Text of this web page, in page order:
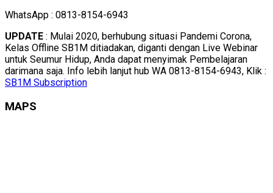
WhatsApp : 0813-8154-6943
UPDATE : Mulai 2020, berhubung situasi Pandemi Corona,
Kelas Offline SB1M ditiadakan, diganti dengan Live Webinar
untuk Seumur Hidup, Anda dapat menyimak Pembelajaran
darimana saja. Info lebih lanjut hub WA 0813-8154-6943, Klik :
SB1M Subscription
MAPS